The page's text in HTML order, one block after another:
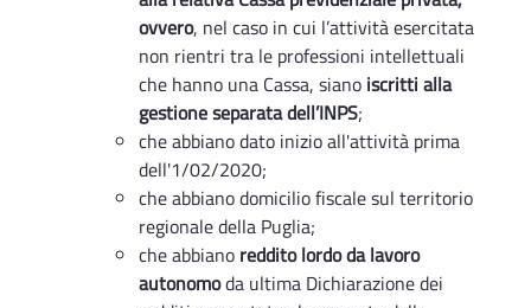
ovvero, nel caso in cui l’attività esercitata
non rientri tra le professioni intellettuali
che hanno una Cassa, siano iscritti alla
gestione separata dell’INPS;
che abbiano dato inizio all'attività prima
dell'1/02/2020;
che abbiano domicilio fiscale sul territorio
regionale della Puglia;
che abbiano reddito lordo da lavoro
autonomoda ultima Dichiarazione dei